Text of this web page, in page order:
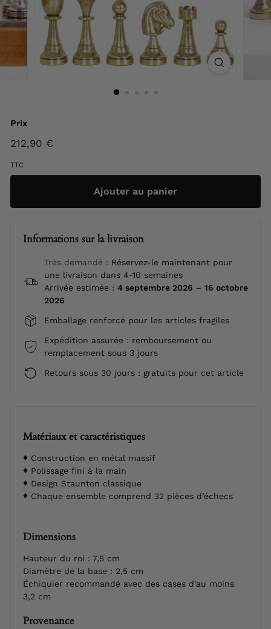
n
c
Prix
Prix
212,90 €
TTC
Ajouter au panier
Informations sur la livraison
Très demandé : Réservez-le maintenant pour
une livraison dans 4-10 semaines
Arrivée estimée : 4 septembre 2026 – 16 octobre
2026
Emballage renforcé pour les articles fragiles
Expédition assurée : remboursement ou
remplacement sous 3 jours
Retours sous 30 jours : gratuits pour cet article
Matériaux et caractéristiques
Construction en métal massif
Polissage fini à la main
Design Staunton classique
Chaque ensemble comprend 32 pièces d’échecs
Dimensions
Hauteur du roi : 7,5 cm
Diamètre de la base : 2,5 cm
Échiquier recommandé avec des cases d'au moins
3,2 cm
Provenance